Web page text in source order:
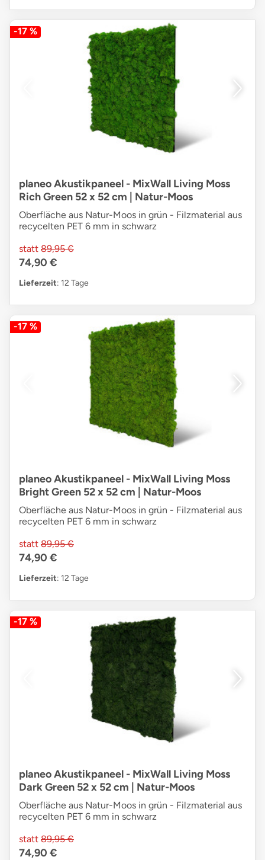
-17 %
planeo Akustikpaneel - MixWall Living Moss
Rich Green 52 x 52 cm | Natur-Moos
Oberfläche aus Natur-Moos in grün - Filzmaterial aus
recycelten PET 6 mm in schwarz
statt 89,95 €
74,90 €
Lieferzeit: 12 Tage
-17 %
planeo Akustikpaneel - MixWall Living Moss
Bright Green 52 x 52 cm | Natur-Moos
Oberfläche aus Natur-Moos in grün - Filzmaterial aus
recycelten PET 6 mm in schwarz
statt 89,95 €
74,90 €
Lieferzeit: 12 Tage
-17 %
planeo Akustikpaneel - MixWall Living Moss
Dark Green 52 x 52 cm | Natur-Moos
Oberfläche aus Natur-Moos in grün - Filzmaterial aus
recycelten PET 6 mm in schwarz
statt 89,95 €
74,90 €